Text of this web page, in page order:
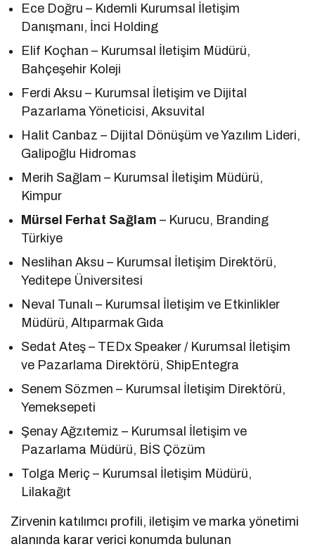
Ece Doğru – Kıdemli Kurumsal İletişim
Danışmanı, İnci Holding
Elif Koçhan – Kurumsal İletişim Müdürü,
Bahçeşehir Koleji
Ferdi Aksu – Kurumsal İletişim ve Dijital
Pazarlama Yöneticisi, Aksuvital
Halit Canbaz – Dijital Dönüşüm ve Yazılım Lideri,
Galipoğlu Hidromas
Merih Sağlam – Kurumsal İletişim Müdürü,
Kimpur
Mürsel Ferhat Sağlam – Kurucu, Branding
Türkiye
Neslihan Aksu – Kurumsal İletişim Direktörü,
Yeditepe Üniversitesi
Neval Tunalı – Kurumsal İletişim ve Etkinlikler
Müdürü, Altıparmak Gıda
Sedat Ateş – TEDx Speaker / Kurumsal İletişim
ve Pazarlama Direktörü, ShipEntegra
Senem Sözmen – Kurumsal İletişim Direktörü,
Yemeksepeti
Şenay Ağzıtemiz – Kurumsal İletişim ve
Pazarlama Müdürü, BİS Çözüm
Tolga Meriç – Kurumsal İletişim Müdürü,
Lilakağıt
Zirvenin katılımcı profili, iletişim ve marka yönetimi
alanında karar verici konumda bulunan